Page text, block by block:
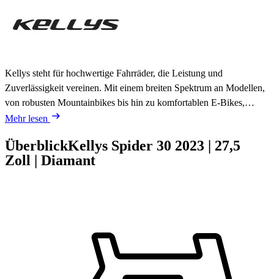
Kellys steht für hochwertige Fahrräder, die Leistung und
Zuverlässigkeit vereinen. Mit einem breiten Spektrum an Modellen,
von robusten Mountainbikes bis hin zu komfortablen E-Bikes,…
Mehr lesen
ÜberblickKellys Spider 30 2023 | 27,5
Zoll | Diamant